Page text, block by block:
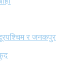
र जनकपुर